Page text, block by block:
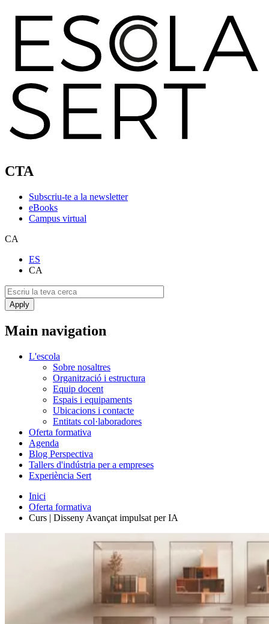
CTA
Subscriu-te a la newsletter
eBooks
Campus virtual
CA
ES
CA
Main navigation
L'escola
Sobre nosaltres
Organització i estructura
Equip docent
Espais i equipaments
Ubicacions i contacte
Entitats col·laboradores
Oferta formativa
Agenda
Blog Perspectiva
Tallers d'indústria per a empreses
Experiència Sert
Inici
Oferta formativa
Curs | Disseny Avançat impulsat per IA